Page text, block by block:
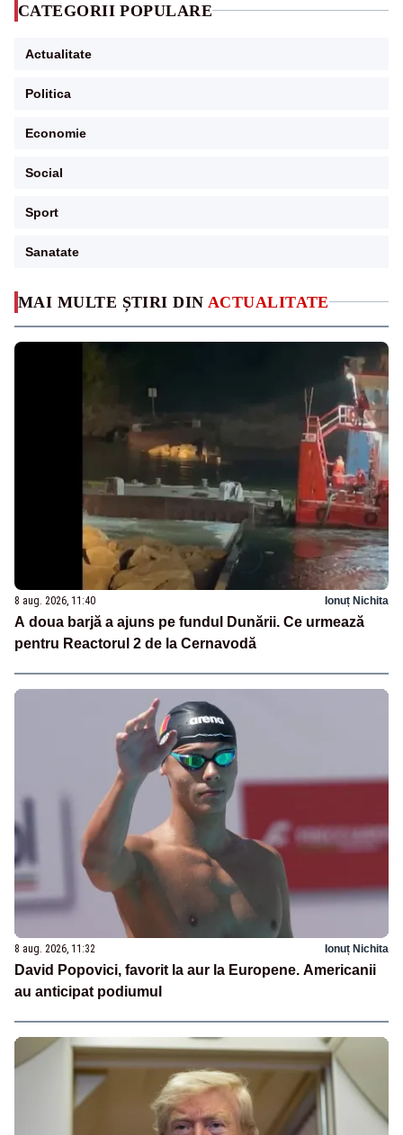
MAI MULTE ȘTIRI DIN ACTUALITATE
8 aug. 2026, 11:40 Ionuț Nichita
A doua barjă a ajuns pe fundul Dunării. Ce urmează
pentru Reactorul 2 de la Cernavodă
8 aug. 2026, 11:32 Ionuț Nichita
David Popovici, favorit la aur la Europene. Americanii
au anticipat podiumul
CATEGORII POPULARE
Actualitate
Politica
Economie
Social
Sport
Sanatate